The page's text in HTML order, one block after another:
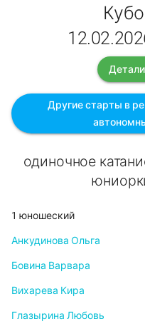
Другие старты в
одиночное
1 юношеский
Анкудинова Ольга
Бовина Варвара
Вихарева Кира
Глазырина Любовь